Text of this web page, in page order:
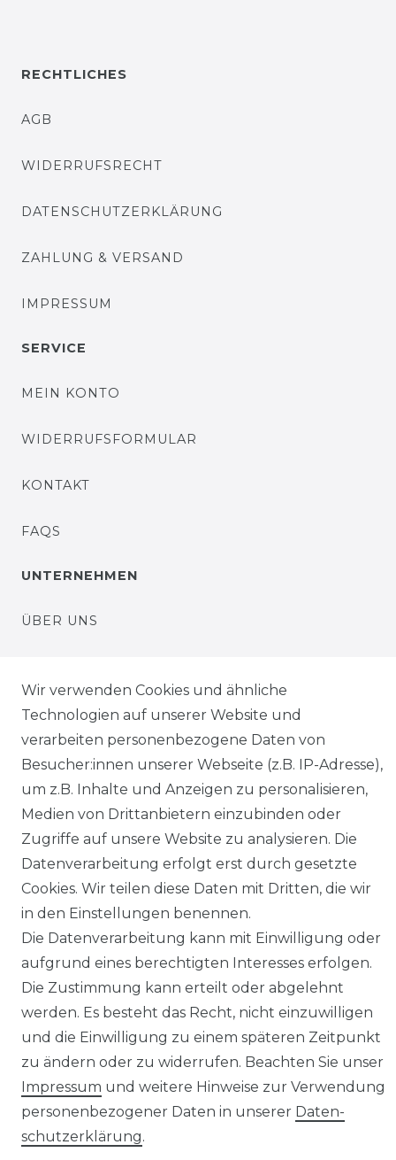
RECHTLICHES
AGB
WIDERRUFSRECHT
DATENSCHUTZERKLÄRUNG
ZAHLUNG & VERSAND
IMPRESSUM
SERVICE
MEIN KONTO
WIDERRUFSFORMULAR
KONTAKT
FAQS
UNTERNEHMEN
ÜBER UNS
UNSERE PARTNER
HÄNDLERINFORMATIONEN
BLOG
Senden Sie uns eine Nachricht per Whatsapp*
Wir verwenden Cookies und ähnliche
Technologien auf unserer Website und
verarbeiten personenbezogene Daten von
Besucher:innen unserer Webseite (z.B. IP-Adresse),
um z.B. Inhalte und Anzeigen zu personalisieren,
Medien von Drittanbietern einzubinden oder
Zugriffe auf unsere Website zu analysieren. Die
Datenverarbeitung erfolgt erst durch gesetzte
Cookies. Wir teilen diese Daten mit Dritten, die wir
in den Einstellungen benennen.
Die Datenverarbeitung kann mit Einwilligung oder
aufgrund eines berechtigten Interesses erfolgen.
Die Zustimmung kann erteilt oder abgelehnt
werden. Es besteht das Recht, nicht einzuwilligen
und die Einwilligung zu einem späteren Zeitpunkt
zu ändern oder zu widerrufen. Beachten Sie unser
Impressum und weitere Hinweise zur Verwendung
personenbezogener Daten in unserer Daten­
schutz­erklärung.